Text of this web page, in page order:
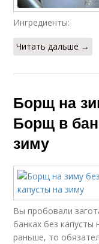
Ингредиенты:
Читать дальше →
Борщ на
Борщ в
зиму
Вы пробовали
банках без капусты
раньше, то